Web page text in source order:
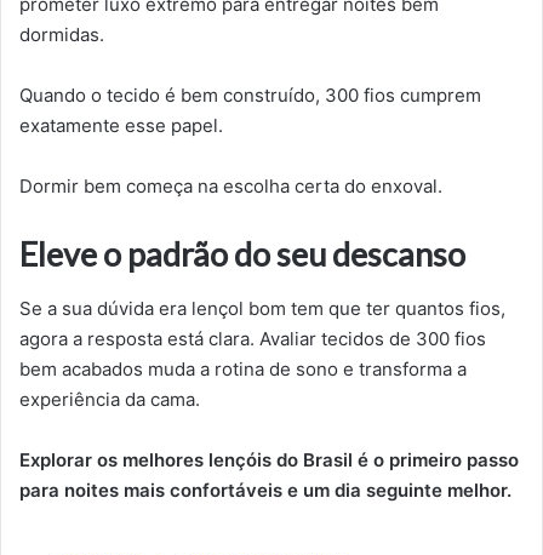
prometer luxo extremo para entregar noites bem
dormidas.
Quando o tecido é bem construído, 300 fios cumprem
exatamente esse papel.
Dormir bem começa na escolha certa do enxoval.
Eleve o padrão do seu descanso
Se a sua dúvida era lençol bom tem que ter quantos fios,
agora a resposta está clara. Avaliar tecidos de 300 fios
bem acabados muda a rotina de sono e transforma a
experiência da cama.
Explorar os melhores lençóis do Brasil é o primeiro passo
para noites mais confortáveis e um dia seguinte melhor.